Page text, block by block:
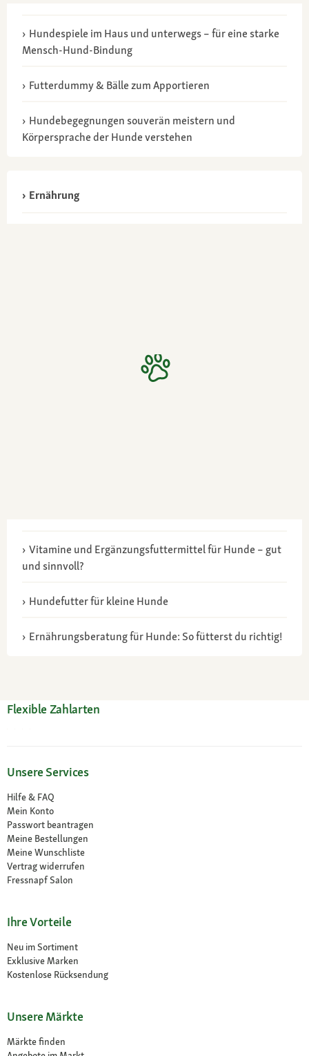
Hundespiele im Haus und unterwegs – für eine starke
Mensch-Hund-Bindung
Futterdummy & Bälle zum Apportieren
Hundebegegnungen souverän meistern und
Körpersprache der Hunde verstehen
Ernährung
Vitamine und Ergänzungsfuttermittel für Hunde – gut
und sinnvoll?
Hundefutter für kleine Hunde
Ernährungsberatung für Hunde: So fütterst du richtig!
Flexible Zahlarten
Unsere Services
Hilfe & FAQ
Mein Konto
Passwort beantragen
Meine Bestellungen
Meine Wunschliste
Vertrag widerrufen
Fressnapf Salon
Ihre Vorteile
Neu im Sortiment
Exklusive Marken
Kostenlose Rücksendung
Unsere Märkte
Märkte finden